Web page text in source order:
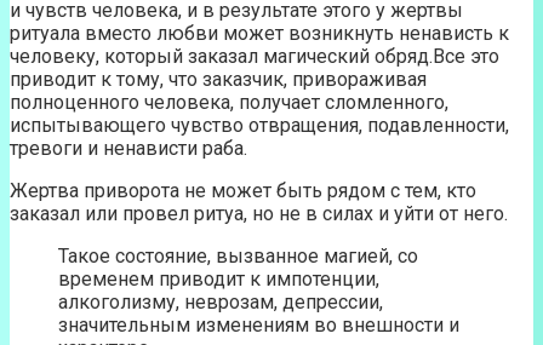
и чувств человека, и в результате этого у жертвы
ритуала вместо любви может возникнуть ненависть к
человеку, который заказал магический обряд.Все это
приводит к тому, что заказчик, привораживая
полноценного человека, получает сломленного,
испытывающего чувство отвращения, подавленности,
тревоги и ненависти раба.
Жертва приворота не может быть рядом с тем, кто
заказал или провел ритуа, но не в силах и уйти от него.
Такое состояние, вызванное магией, со
временем приводит к импотенции,
алкоголизму, неврозам, депрессии,
значительным изменениям во внешности и